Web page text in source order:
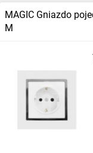
MAGIC Gniazdo
M